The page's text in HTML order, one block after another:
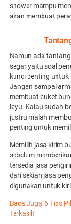
shower mampu
akan membuat
Namun ada
segar yaitu soal
kunci penting untuk
Jangan sampai
membuat buket
layu. Kalau sudah
justru malah
penting untuk
Memilih jasa kirim
sebelum
tersedia jasa
dari sekian jasa
digunakan untuk
Baca Juga '6 Tips
Terkasih'